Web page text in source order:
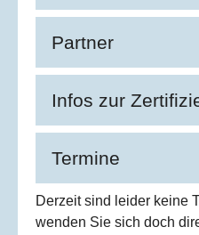
Partner
Infos zur
Termine
Derzeit sind leider keine
wenden Sie sich doch